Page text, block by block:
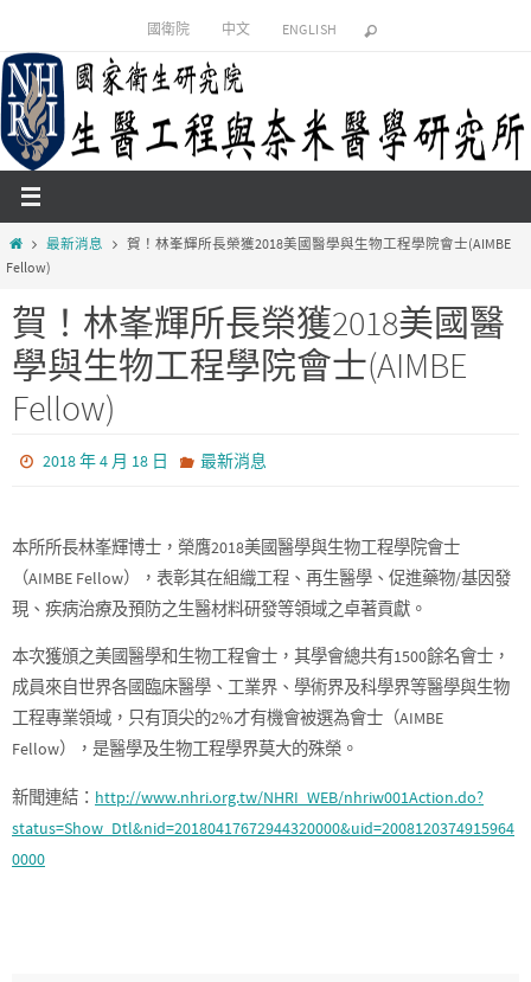
to
content
國衛院 中文 ENGLISH
Home最新消息
賀！林峯輝所長榮獲2018美國醫學與生物工程學院會士(AIMBE
Fellow)
賀！林峯輝所長榮獲2018美國醫
學與生物工程學院會士(AIMBE
Fellow)
2018 年 4 月 18 日 最新消息
本所所長林峯輝博士，榮膺2018美國醫學與生物工程學院會士
（AIMBE Fellow），表彰其在組織工程、再生醫學、促進藥物/基因發
現、疾病治療及預防之生醫材料研發等領域之卓著貢獻。
本次獲頒之美國醫學和生物工程會士，其學會總共有1500餘名會士，
成員來自世界各國臨床醫學、工業界、學術界及科學界等醫學與生物
工程專業領域，只有頂尖的2%才有機會被選為會士（AIMBE
Fellow），是醫學及生物工程學界莫大的殊榮。
新聞連結： http://www.nhri.org.tw/NHRI_WEB/nhriw001Action.do?
status=Show_Dtl&nid=20180417672944320000&uid=2008120374915964
0000